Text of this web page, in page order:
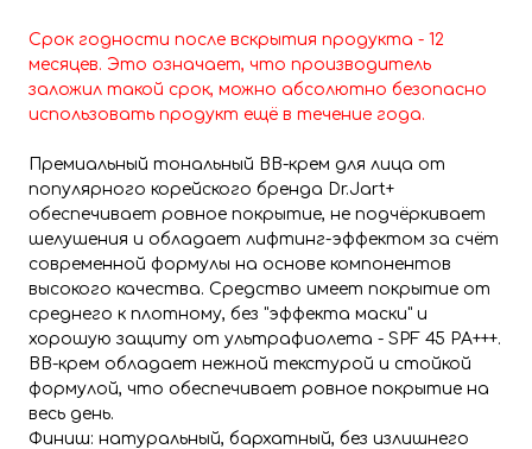
Срок годности после вскрытия продукта - 12
месяцев. Это означает, что производитель
заложил такой срок, можно абсолютно безопасно
использовать продукт ещё в течение года.
Премиальный тональный BB-крем для лица от
популярного корейского бренда Dr.Jart+
обеспечивает ровное покрытие, не подчёркивает
шелушения и обладает лифтинг-эффектом за счёт
современной формулы на основе компонентов
высокого качества. Средство имеет покрытие от
среднего к плотному, без "эффекта маски" и
хорошую защиту от ультрафиолета - SPF 45 PA+++.
BB-крем обладает нежной текстурой и стойкой
формулой, что обеспечивает ровное покрытие на
весь день.
Финиш: натуральный, бархатный, без излишнего